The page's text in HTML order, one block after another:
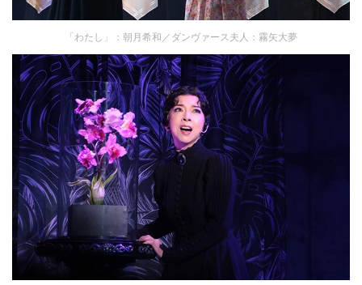
「わたし」：朝月希和／ダンヴァース夫人：霧矢大夢